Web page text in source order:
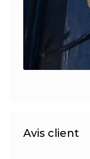
Avis client